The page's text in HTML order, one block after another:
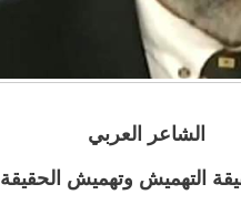
الشاعر العربي
التهميش وتهميش الحقيقة